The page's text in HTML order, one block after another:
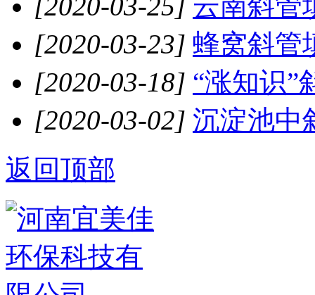
[2020-03-23] 蜂窝斜管
[2020-03-18] “涨知识”
[2020-03-02] 沉淀池中
返回顶部